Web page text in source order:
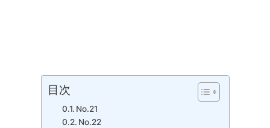
目次
No.21
No.22